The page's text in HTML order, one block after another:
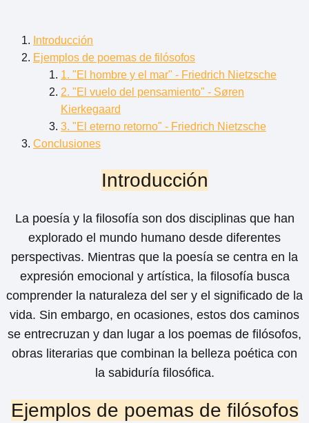
Introducción
Ejemplos de poemas de filósofos
1. "El hombre y el mar" - Friedrich Nietzsche
2. "El vuelo del pensamiento" - Søren
Kierkegaard
3. "El eterno retorno" - Friedrich Nietzsche
Conclusiones
Introducción
La poesía y la filosofía son dos disciplinas que han
explorado el mundo humano desde diferentes
perspectivas. Mientras que la poesía se centra en la
expresión emocional y artística, la filosofía busca
comprender la naturaleza del ser y el significado de la
vida. Sin embargo, en ocasiones, estos dos caminos
se entrecruzan y dan lugar a los poemas de filósofos,
obras literarias que combinan la belleza poética con
la sabiduría filosófica.
Ejemplos de poemas de filósofos